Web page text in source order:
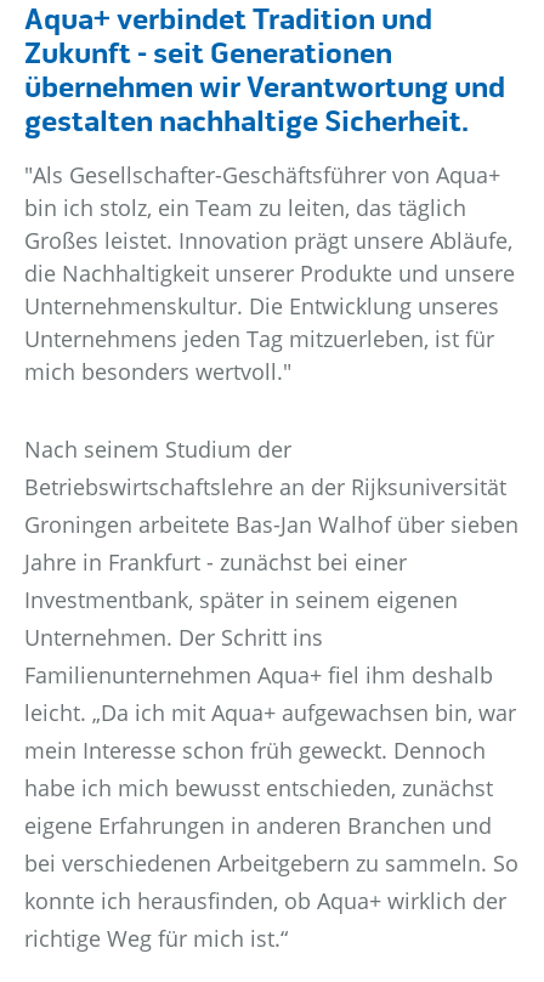
Nachhaltigkeit & Engagement
Kontakt
Aqua+ verbindet Tradition und
Zukunft - seit Generationen
übernehmen wir Verantwortung und
gestalten nachhaltige Sicherheit.
"Als Gesellschafter-Geschäftsführer von Aqua+
bin ich stolz, ein Team zu leiten, das täglich
Großes leistet. Innovation prägt unsere Abläufe,
die Nachhaltigkeit unserer Produkte und unsere
Unternehmenskultur. Die Entwicklung unseres
Unternehmens jeden Tag mitzuerleben, ist für
mich besonders wertvoll."
Nach seinem Studium der
Betriebswirtschaftslehre an der Rijksuniversität
Groningen arbeitete Bas-Jan Walhof über sieben
Jahre in Frankfurt - zunächst bei einer
Investmentbank, später in seinem eigenen
Unternehmen. Der Schritt ins
Familienunternehmen Aqua+ fiel ihm deshalb
leicht. „Da ich mit Aqua+ aufgewachsen bin, war
mein Interesse schon früh geweckt. Dennoch
habe ich mich bewusst entschieden, zunächst
eigene Erfahrungen in anderen Branchen und
bei verschiedenen Arbeitgebern zu sammeln. So
konnte ich herausfinden, ob Aqua+ wirklich der
richtige Weg für mich ist.“